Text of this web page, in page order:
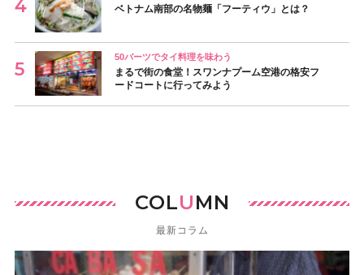
ベトナム南部の名物麺「フーティウ」とは？
50バーツでタイ料理を味わう
まるで街の食堂！スワンナプーム空港の格安フ
ードコートに行ってみよう
COLUMN
最新コラム